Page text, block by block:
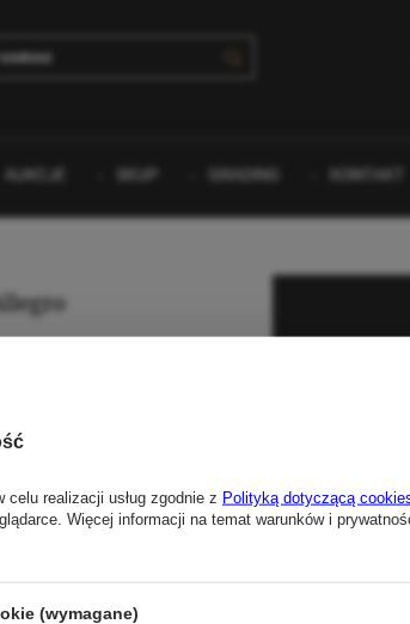
realizacji usług zgodnie z Polityką dotyczącą
Więcej informacji na temat warunków i
(wymagane)